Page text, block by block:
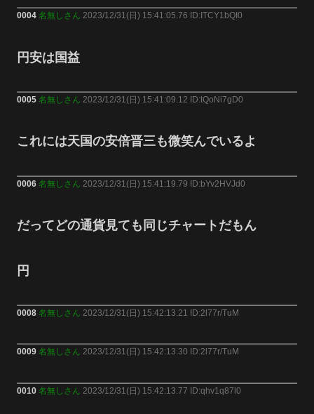
0004 名無しさん 2023/12/31(日) 15:41:05.76 ID:ITCY1bQI0
円安は国益
0005 名無しさん 2023/12/31(日) 15:41:09.12 ID:tQoNi7gD0
これには天国の安倍晋三も微笑んでいるよ
0006 名無しさん 2023/12/31(日) 15:41:19.79 ID:bYv2HVJd0
だってどの通貨見ても同じチャートだもん
円
0008 名無しさん 2023/12/31(日) 15:42:13.21 ID:2l77r/TuM
0009 名無しさん 2023/12/31(日) 15:42:13.30 ID:2l77r/TuM
0010 名無しさん 2023/12/31(日) 15:42:13.77 ID:qhv1q87l0